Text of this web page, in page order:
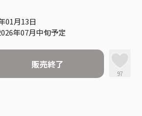
01月13日
年07月中旬予定
販売終了
97